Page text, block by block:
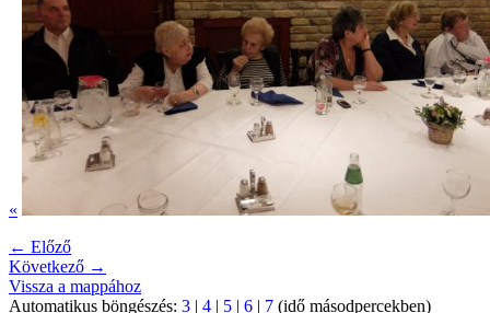
«
← Előző
Következő →
Vissza a mappához
Automatikus böngészés: 3 | 4 | 5 | 6 | 7 (idő másodpercekben)